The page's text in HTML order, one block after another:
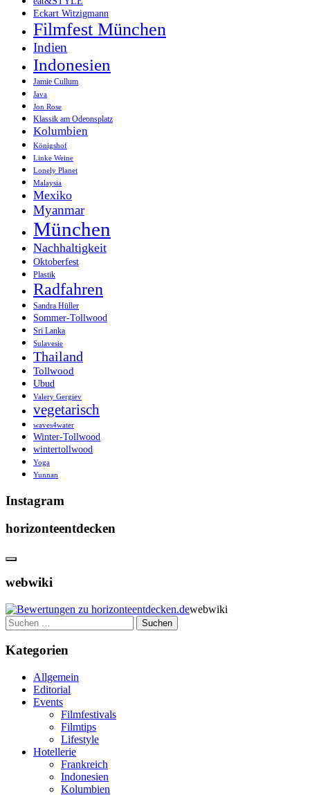
Eckart Witzigmann
Filmfest München
Indien
Indonesien
Jamie Cullum
Java
Jon Rose
Klassik am Odeonsplatz
Kolumbien
Königshof
Linke Weine
Lonely Planet
Malaysia
Mexiko
Myanmar
München
Nachhaltigkeit
Oktoberfest
Plastik
Radfahren
Sandra Hüller
Sommer-Tollwood
Sri Lanka
Sulavesie
Thailand
Tollwood
Ubud
Valery Gergiev
vegetarisch
waves4water
Winter-Tollwood
wintertollwood
Yoga
Yunnan
Instagram
horizonteentdecken
webwiki
webwiki
Suchen
nach:
Kategorien
Allgemein
Editorial
Events
Filmfestivals
Filmtips
Lifestyle
Hotellerie
Frankreich
Indonesien
Kolumbien